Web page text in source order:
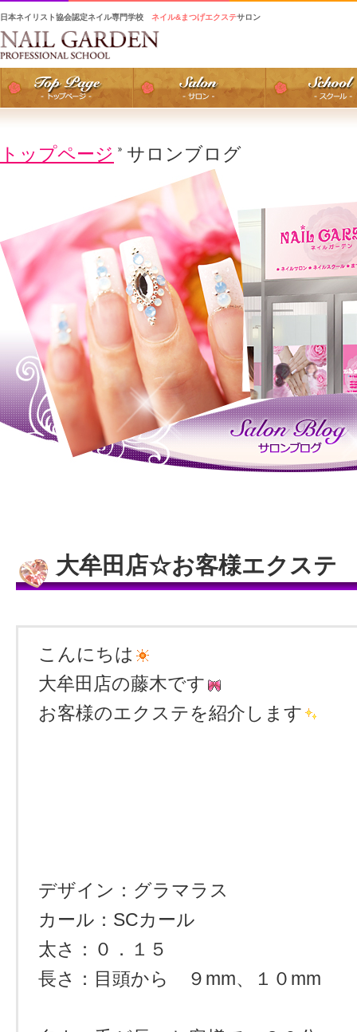
日本ネイリスト協会認定ネイル専門学校 ネイル&まつげエクステサロン
トップページ サロンブログ
大牟田店☆お客様エクステ
こんにちは
大牟田店の藤木です
お客様のエクステを紹介します
デザイン：グラマラス
カール：SCカール
太さ：０．１５
長さ：目頭から ９mm、１０mm